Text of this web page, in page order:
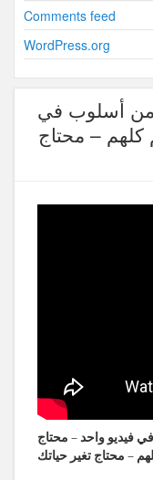
Comments feed
WordPress.org
أسلوب في
كلهم – محتاج
واحد – محتاج